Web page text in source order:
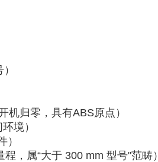
机归零，具有ABS原点）
境）‌‌
）
程，属“大于 300 mm 型号"范畴）‌‌